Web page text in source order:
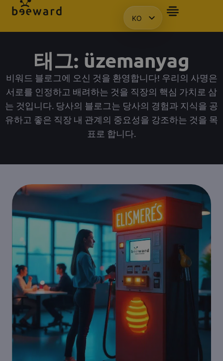
KO
HU
PL
태그: üzemanyag
비워드 블로그에 오신 것을 환영합니다! 우리의 사명은
서로를 인정하고 배려하는 것을 직장의 핵심 가치로 삼
는 것입니다. 당사의 블로그는 당사의 경험과 지식을 공
유하고 좋은 직장 내 관계의 중요성을 강조하는 것을 목
표로 합니다.